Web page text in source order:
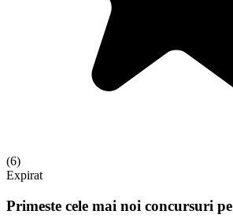
(6)
Expirat
Primeste cele mai noi concursuri